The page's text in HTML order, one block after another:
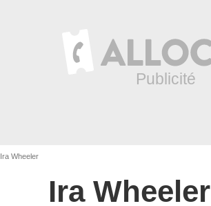
Ira Wheeler
Ira Wheeler